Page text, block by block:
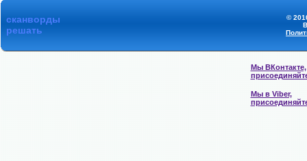
сканворды
решать
©
Мы ВКонтакте,
Мы в Viber,